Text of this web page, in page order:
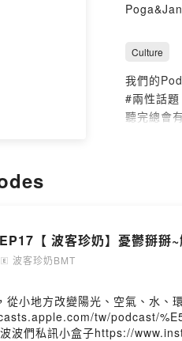
Culture
我們的
#兩性話
聽完總會
EP17【 波客珍奶】憂鬱掰掰
🄴 波客珍奶BMT
從小地方改變陽光、空氣、水
tw/podcast/
波們私訊小盒子https://